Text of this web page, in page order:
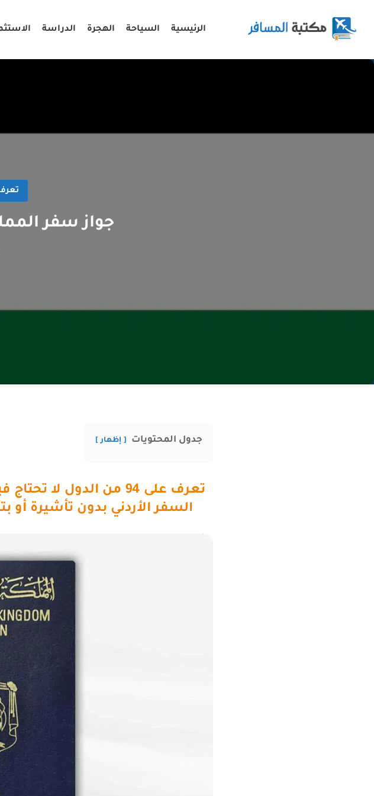
الرئيسية السياحة الهجرة الدراسة
جواز سفر
جدول المحتويات إظهار
تعرف على 94 من الدول لا تحتاج فيزا للأردنيين ويمكنك زيارتها
السفر الأردني بدون تأشيرة أو